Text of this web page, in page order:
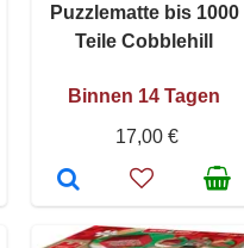
Puzzlematte bis 1000
Teile Cobblehill
Binnen 14 Tagen
17,00 €